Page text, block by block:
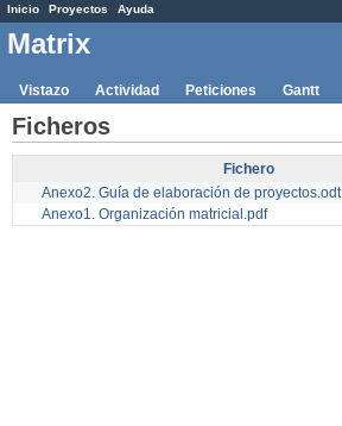
Inicio Proyectos Ayuda
Matrix
Vistazo Actividad Peticiones Gantt
Ficheros
Fichero
Anexo2. Guía de elaboración de proyectos.odt
Anexo1. Organización matricial.pdf